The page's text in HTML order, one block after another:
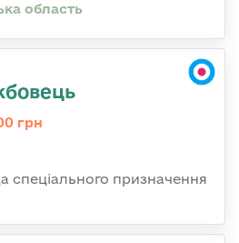
область
грн
спеціального призначення